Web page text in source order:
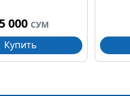
000 СУМ
Купить